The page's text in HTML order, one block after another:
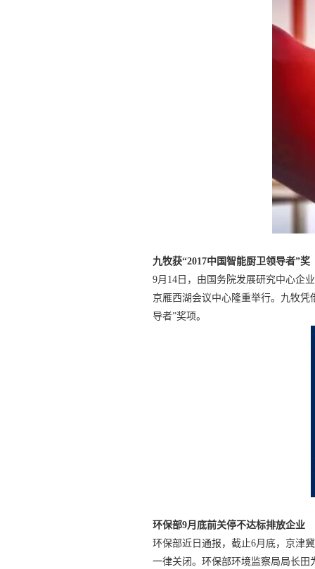
九牧获“2017中国智能厨卫领导者”奖
9月14日，由国务院发展研究中心企
京雁西湖会议中心隆重举行。九牧
导者”奖项。
环保部9月底前关停不达标排放企业
环保部近日通报，截止6月底，京津
一律关闭。环保部环境监察局局长田